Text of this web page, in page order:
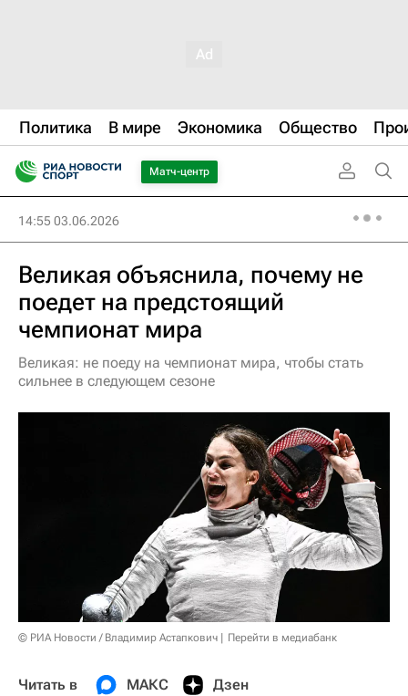
Политика В мире Экономика Общество
Матч-центр
14:55 03.06.2026
Великая объяснила, почему не
поедет на предстоящий
чемпионат мира
Великая: не поеду на чемпионат мира, чтобы стать
сильнее в следующем сезоне
© РИА Новости / Владимир Астапкович Перейти в медиабанк
Читать в МАКС Дзен